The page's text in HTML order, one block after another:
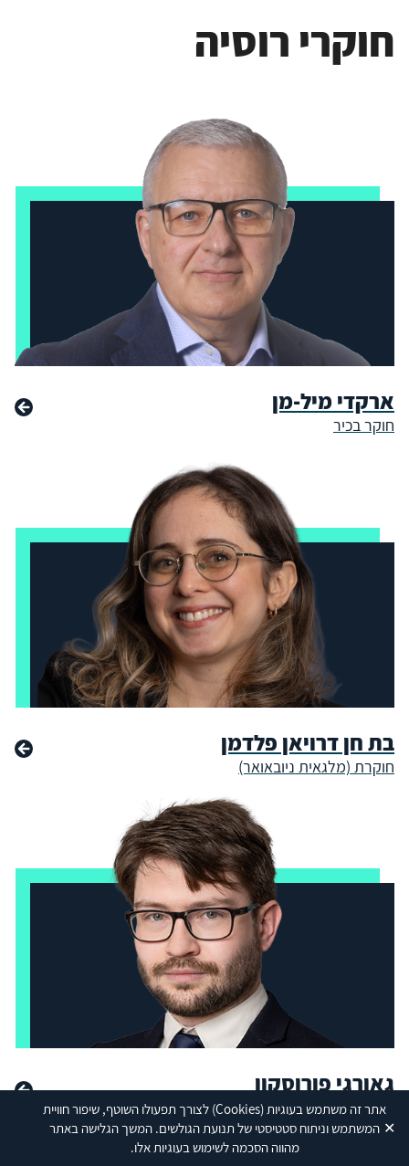
אתר זה משתמש בעוגיות(Cookies) לצורך תפעולו השוטף, שיפור חוויית
המשתמש וניתוח סטטיסטי של תנועת הגולשים. המשך הגלישה באתר
מהווה הסכמה לשימוש בעוגיות אלו.
✕
חוקרי רוסיה
ארקדי מיל-מן
חוקר בכיר
בת חן דרויאן פלדמן
חוקרת (מלגאית ניובאואר)
גאורגי פורוסקון
חוקר